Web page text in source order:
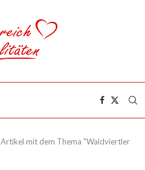
Artikel mit dem Thema "Waldviertler